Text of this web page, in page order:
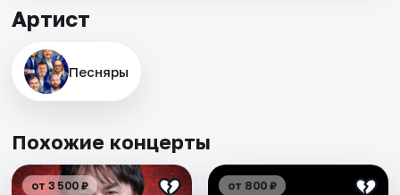
Артист
Песняры
Похожие концерты
от 3 500 ₽ от 800 ₽